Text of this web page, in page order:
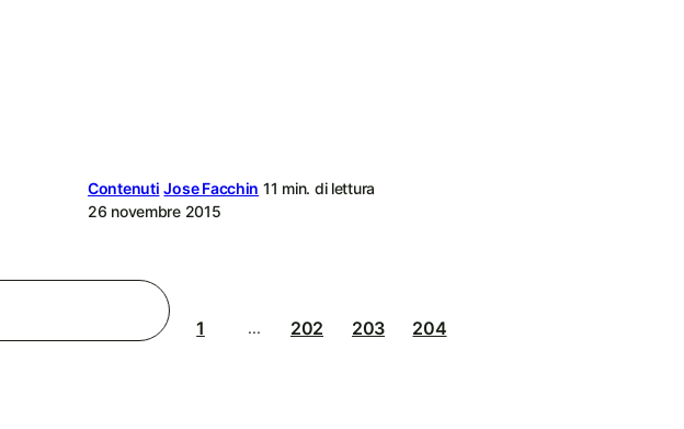
Contenuti Jose Facchin 11 min. di lettura
26 novembre 2015
1
... 202 203 204